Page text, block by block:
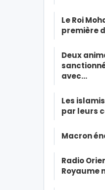
Le Roi
première
Deux
avec…
Les
par leurs
Macron
Radio
Royaume